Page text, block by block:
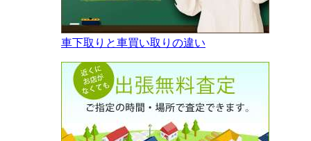
車下取りと車買い取りの違い